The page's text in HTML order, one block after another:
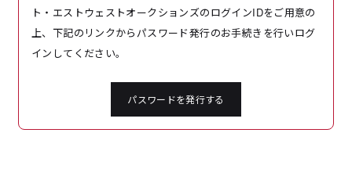
ト・エストウェストオークションズのログインIDをご用意の
上、下記のリンクからパスワード発行のお手続きを行いログ
インしてください。
パスワードを発行する